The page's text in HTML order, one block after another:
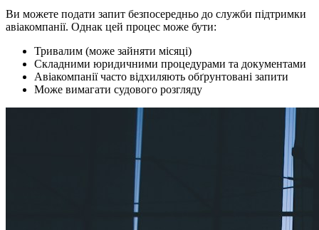
Ви можете подати запит безпосередньо до служби підтримки
авіакомпанії. Однак цей процес може бути:
Тривалим (може зайняти місяці)
Складними юридичними процедурами та документами
Авіакомпанії часто відхиляють обґрунтовані запити
Може вимагати судового розгляду